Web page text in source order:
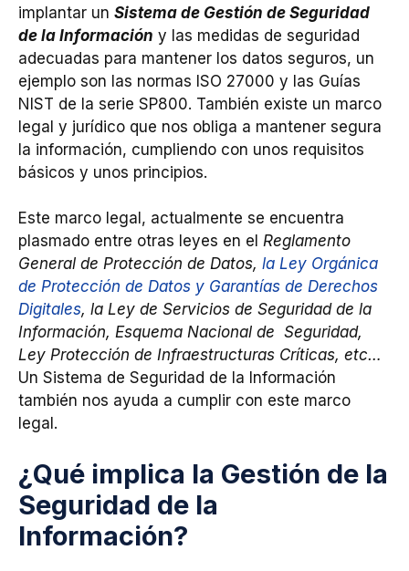
implantar un Sistema de Gestión de Seguridad
de la Información y las medidas de seguridad
adecuadas para mantener los datos seguros, un
ejemplo son las normas ISO 27000 y las Guías
NIST de la serie SP800. También existe un marco
legal y jurídico que nos obliga a mantener segura
la información, cumpliendo con unos requisitos
básicos y unos principios.
Este marco legal, actualmente se encuentra
plasmado entre otras leyes en el Reglamento
General de Protección de Datos, la Ley Orgánica
de Protección de Datos y Garantías de Derechos
Digitales, la Ley de Servicios de Seguridad de la
Información, Esquema Nacional de Seguridad,
Ley Protección de Infraestructuras Críticas, etc…
Un Sistema de Seguridad de la Información
también nos ayuda a cumplir con este marco
legal.
¿Qué implica la Gestión de la
Seguridad de la
Información?